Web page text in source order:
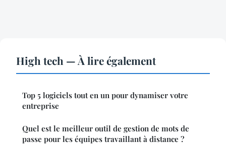
High tech — À lire également
Top 5 logiciels tout en un pour dynamiser votre
entreprise
Quel est le meilleur outil de gestion de mots de
passe pour les équipes travaillant à distance ?